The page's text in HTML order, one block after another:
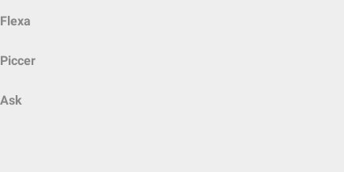
Flexa
Piccer
Ask